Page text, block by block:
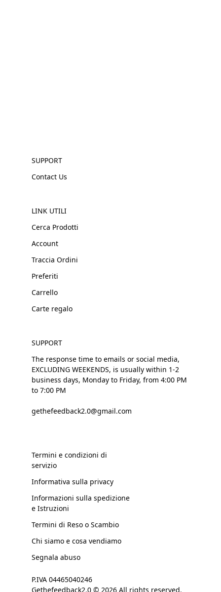
SUPPORT
Contact Us
LINK UTILI
Cerca Prodotti
Account
Traccia Ordini
Preferiti
Carrello
Carte regalo
SUPPORT
The response time to emails or social media,
EXCLUDING WEEKENDS, is usually within 1-2
business days, Monday to Friday, from 4:00 PM
to 7:00 PM
gethefeedback2.0@gmail.com
Termini e condizioni di
servizio
Informativa sulla privacy
Informazioni sulla spedizione
e Istruzioni
Termini di Reso o Scambio
Chi siamo e cosa vendiamo
Segnala abuso
P.IVA 04465040246
Gethefeedback2.0 © 2026 All rights reserved.